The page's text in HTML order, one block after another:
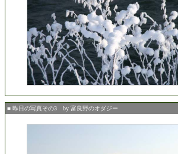
■ 昨日の写真その3 by 富良野のオダジー